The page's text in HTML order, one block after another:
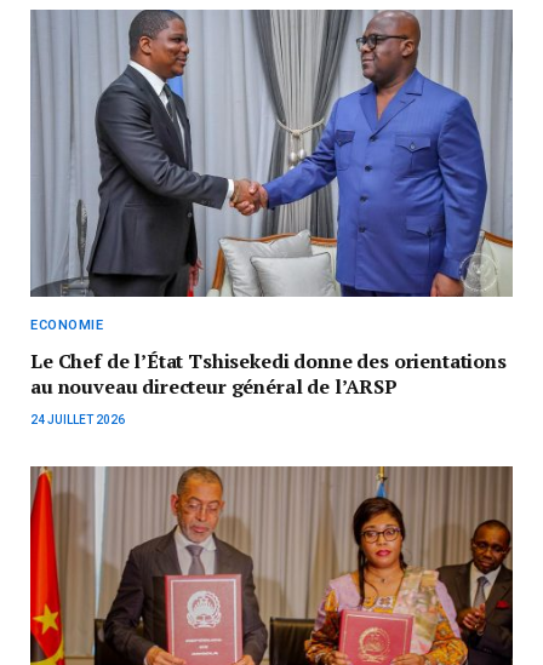
ECONOMIE
‎Le Chef de l’État Tshisekedi donne des orientations
au nouveau directeur général de l’ARSP
24 JUILLET 2026